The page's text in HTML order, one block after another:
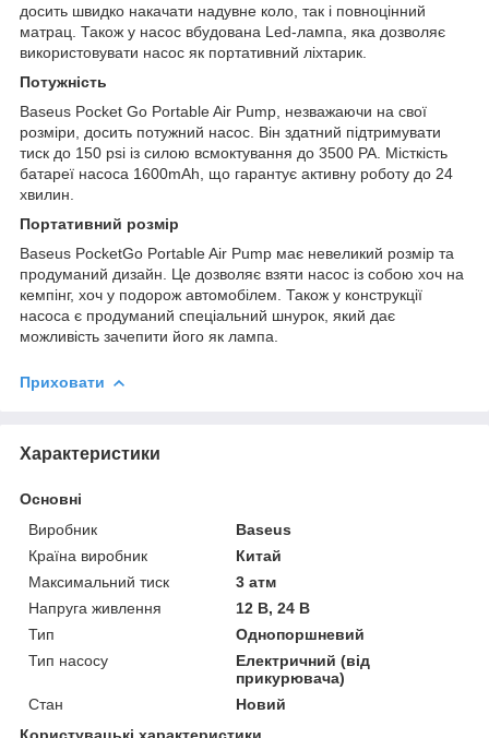
досить швидко накачати надувне коло, так і повноцінний
матрац. Також у насос вбудована Led-лампа, яка дозволяє
використовувати насос як портативний ліхтарик.
Потужність
Baseus Pocket Go Portable Air Pump, незважаючи на свої
розміри, досить потужний насос. Він здатний підтримувати
тиск до 150 psi із силою всмоктування до 3500 PA. Місткість
батареї насоса 1600mAh, що гарантує активну роботу до 24
хвилин.
Портативний розмір
Baseus PocketGo Portable Air Pump має невеликий розмір та
продуманий дизайн. Це дозволяє взяти насос із собою хоч на
кемпінг, хоч у подорож автомобілем. Також у конструкції
насоса є продуманий спеціальний шнурок, який дає
можливість зачепити його як лампа.
Приховати
Характеристики
Основні
Виробник
Baseus
Країна виробник
Китай
Максимальний тиск
3 атм
Напруга живлення
12 В, 24 В
Тип
Однопоршневий
Тип насосу
Електричний (від
прикурювача)
Стан
Новий
Користувацькі характеристики